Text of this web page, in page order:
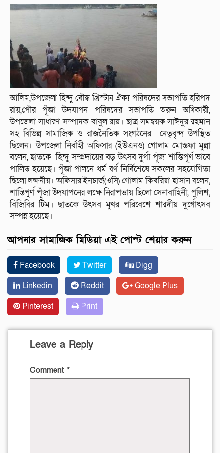
আলিম,উপজেলা হিন্দু বৌদ্ধ খ্রিস্টান ঐক্য পরিষদের সভাপতি হরিপদ
রায়,পৌর পূঁজা উদযাপন পরিষদের সভাপতি অরুন অধিকারী,
উপজেলা সাধারণ সম্পাদক বাবুল রায়। ছাত্র সমন্বয়ক সাঈদুর রহমান
সহ বিভিন্ন সামাজিক ও রাজনৈতিক সংগঠনের নেতৃবৃন্দ উপস্থিত
ছিলেন। উপজেলা নির্বাহী অফিসার (ইউএনও) গোলাম মোস্তফা মুন্না
বলেন, ছাতকে হিন্দু সম্প্রদায়ের বড় উৎসব দুর্গা পূঁজা শান্তিপূর্ণ ভাবে
পালিত হয়েছে। পূঁজা পালনে ধর্ম বর্ণ নির্বিশেষে সকলের সহযোগিতা
ছিলো লক্ষনীয়। অফিসার ইনচার্জ(ওসি) গোলাম কিবরিয়া হাসান বলেন,
শান্তিপুর্ণ পূঁজা উদযাপনের লক্ষে নিরাপত্তায় ছিলো সেনাবাহিনী, পুলিশ,
বিজিবির টিম। ছাতকে উৎসব মুখর পরিবেশে শারদীয় দুর্গোৎসব
সম্পন্ন হয়েছে।
আপনার সামাজিক মিডিয়া এই পোস্ট শেয়ার করুন
Facebook Twitter
Digg
Linkedin
Reddit
Google Plus
Pinterest
Print
Leave a Reply
Comment *